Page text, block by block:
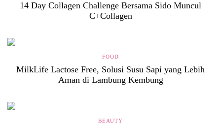
14 Day Collagen Challenge Bersama Sido Muncul
C+Collagen
FOOD
MilkLife Lactose Free, Solusi Susu Sapi yang Lebih
Aman di Lambung Kembung
BEAUTY